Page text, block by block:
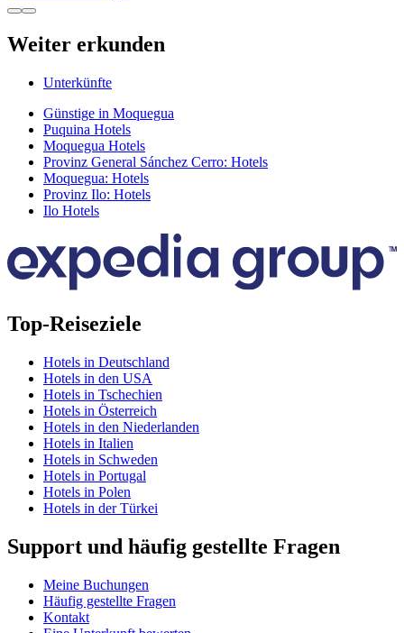
Weiter erkunden
Unterkünfte
Günstige in Moquegua
Puquina Hotels
Moquegua Hotels
Provinz General Sánchez Cerro: Hotels
Moquegua: Hotels
Provinz Ilo: Hotels
Ilo Hotels
Top-Reiseziele
Hotels in Deutschland
Hotels in den USA
Hotels in Tschechien
Hotels in Österreich
Hotels in den Niederlanden
Hotels in Italien
Hotels in Schweden
Hotels in Portugal
Hotels in Polen
Hotels in der Türkei
Support und häufig gestellte Fragen
Meine Buchungen
Häufig gestellte Fragen
Kontakt